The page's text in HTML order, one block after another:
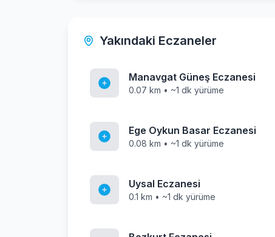
Yakındaki Eczaneler
Manavgat Güneş Eczanesi
0.07 km • ~1 dk yürüme
Ege Oykun Basar Eczanesi
0.08 km • ~1 dk yürüme
Uysal Eczanesi
0.1 km • ~1 dk yürüme